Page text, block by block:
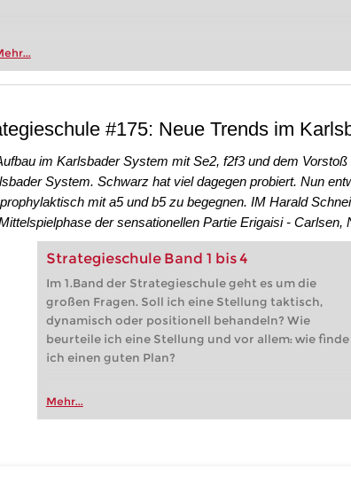
#175: Neue Trends im
im Karlsbader System mit Se2, f2f3 und dem
System. Schwarz hat viel dagegen probiert. Nun
mit a5 und b5 zu begegnen. IM Harald
der sensationellen Partie Erigaisi - Carlsen,
Strategieschule Band 1 bis 4
Im 1.Band der Strategieschule geht es um die
großen Fragen. Soll ich eine Stellung taktisch,
dynamisch oder positionell behandeln? Wie
beurteile ich eine Stellung und vor allem: wie finde
ich einen guten Plan?
Mehr...